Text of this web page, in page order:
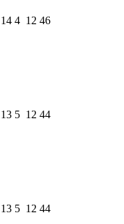
14 4 12 46
13 5 12 44
13 5 12 44